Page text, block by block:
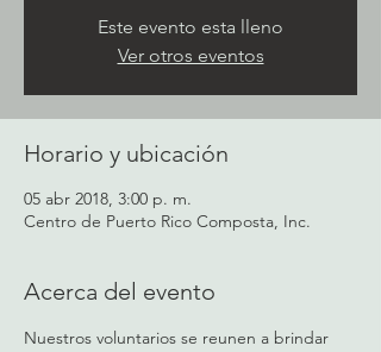
Este evento esta lleno
Ver otros eventos
Horario y ubicación
05 abr 2018, 3:00 p. m.
Centro de Puerto Rico Composta, Inc.
Acerca del evento
Nuestros voluntarios se reunen a brindar